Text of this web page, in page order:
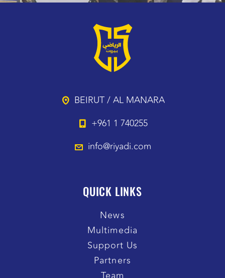
BEIRUT / AL MANARA
+961 1 740255
info@riyadi.com
QUICK LINKS
News
Multimedia
Support Us
Partners